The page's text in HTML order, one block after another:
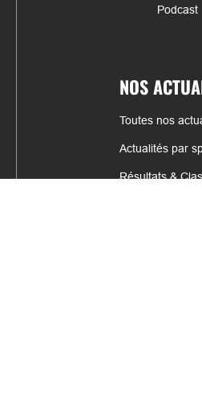
Podcast
NOS
Toutes nos
Actualités par
Résultats &